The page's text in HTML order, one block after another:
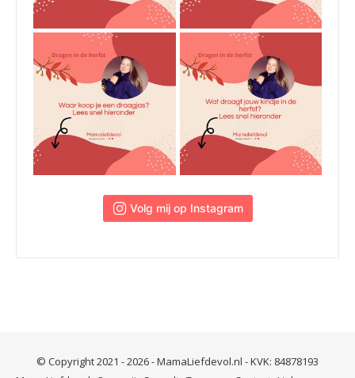
Volg mij op Instagram
© Copyright 2021 - 2026 - MamaLiefdevol.nl - KVK: 84878193